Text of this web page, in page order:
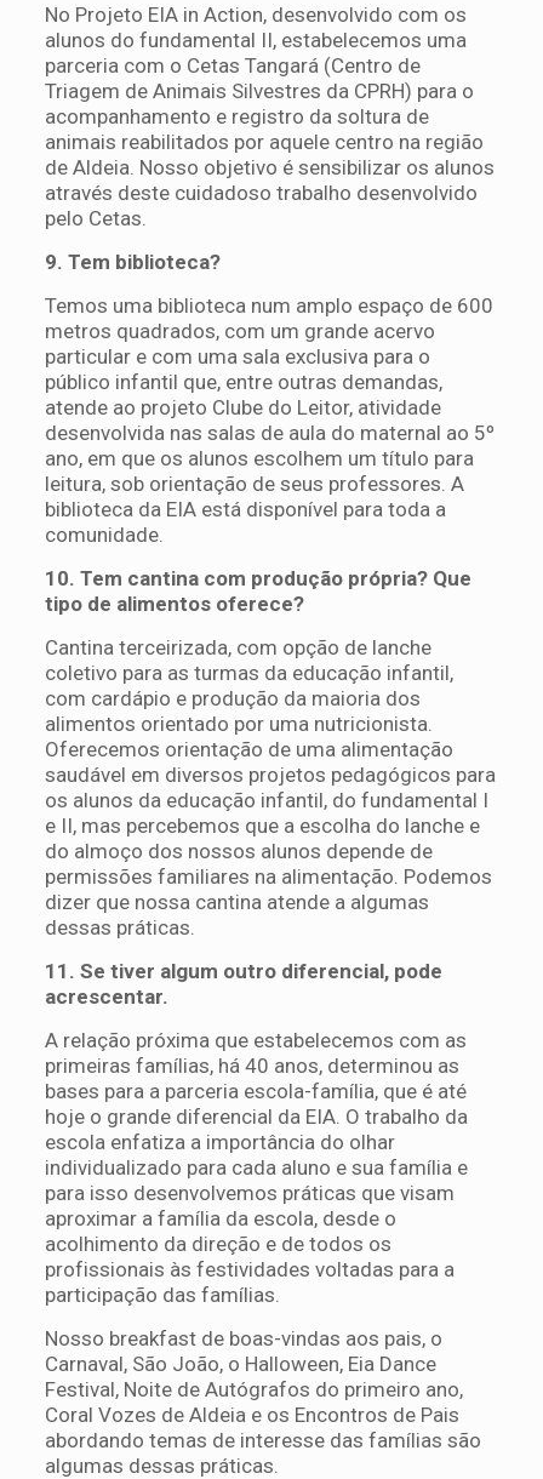
No Projeto EIA in Action, desenvolvido com os
alunos do fundamental II, estabelecemos uma
parceria com o Cetas Tangará (Centro de
Triagem de Animais Silvestres da CPRH) para o
acompanhamento e registro da soltura de
animais reabilitados por aquele centro na região
de Aldeia. Nosso objetivo é sensibilizar os alunos
através deste cuidadoso trabalho desenvolvido
pelo Cetas.
9. Tem biblioteca?
Temos uma biblioteca num amplo espaço de 600
metros quadrados, com um grande acervo
particular e com uma sala exclusiva para o
público infantil que, entre outras demandas,
atende ao projeto Clube do Leitor, atividade
desenvolvida nas salas de aula do maternal ao 5º
ano, em que os alunos escolhem um título para
leitura, sob orientação de seus professores. A
biblioteca da EIA está disponível para toda a
comunidade.
10. Tem cantina com produção própria? Que
tipo de alimentos oferece?
Cantina terceirizada, com opção de lanche
coletivo para as turmas da educação infantil,
com cardápio e produção da maioria dos
alimentos orientado por uma nutricionista.
Oferecemos orientação de uma alimentação
saudável em diversos projetos pedagógicos para
os alunos da educação infantil, do fundamental I
e II, mas percebemos que a escolha do lanche e
do almoço dos nossos alunos depende de
permissões familiares na alimentação. Podemos
dizer que nossa cantina atende a algumas
dessas práticas.
11. Se tiver algum outro diferencial, pode
acrescentar.
A relação próxima que estabelecemos com as
primeiras famílias, há 40 anos, determinou as
bases para a parceria escola-família, que é até
hoje o grande diferencial da EIA. O trabalho da
escola enfatiza a importância do olhar
individualizado para cada aluno e sua família e
para isso desenvolvemos práticas que visam
aproximar a família da escola, desde o
acolhimento da direção e de todos os
profissionais às festividades voltadas para a
participação das famílias.
Nosso breakfast de boas-vindas aos pais, o
Carnaval, São João, o Halloween, Eia Dance
Festival, Noite de Autógrafos do primeiro ano,
Coral Vozes de Aldeia e os Encontros de Pais
abordando temas de interesse das famílias são
algumas dessas práticas.